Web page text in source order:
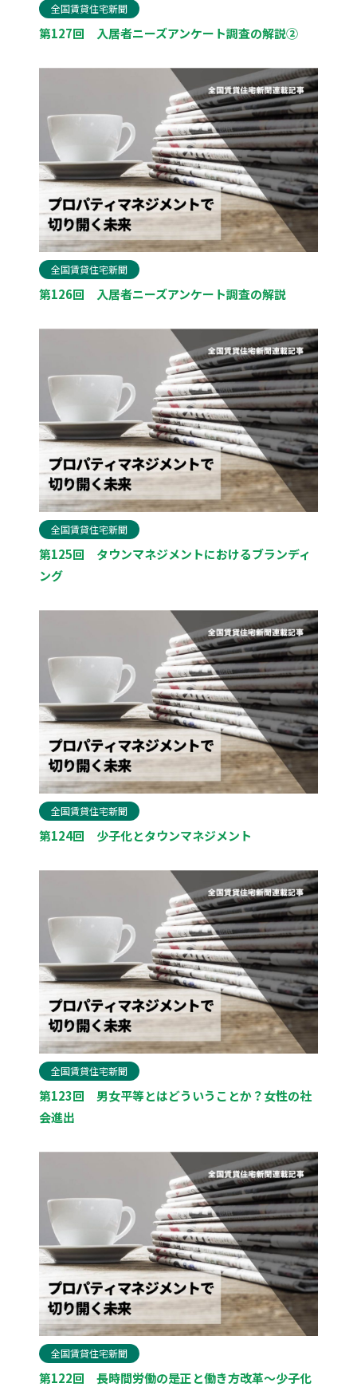
全国賃貸住宅新聞
第127回 入居者ニーズアンケート調査の解説②
全国賃貸住宅新聞
第126回 入居者ニーズアンケート調査の解説
全国賃貸住宅新聞
第125回 タウンマネジメントにおけるブランディ
ング
全国賃貸住宅新聞
第124回 少子化とタウンマネジメント
全国賃貸住宅新聞
第123回 男女平等とはどういうことか？女性の社
会進出
全国賃貸住宅新聞
第122回 長時間労働の是正と働き方改革〜少子化